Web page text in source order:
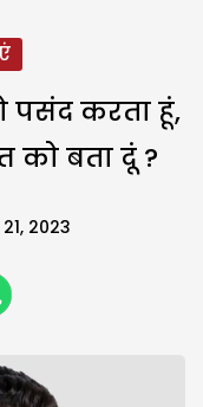
पसंद करता हूं,
को बता दूं ?
2023